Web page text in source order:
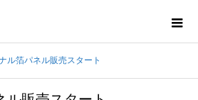
ル箔パネル販売スタート